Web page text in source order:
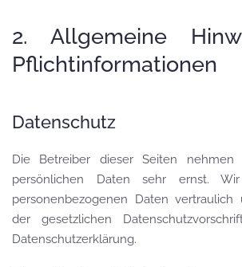
2. Allgemeine
Pflichtinformationen
Datenschutz
Die Betreiber dieser Seiten
persönlichen Daten sehr ernst.
personenbezogenen Daten vertraulich
der gesetzlichen
Datenschutzerklärung.